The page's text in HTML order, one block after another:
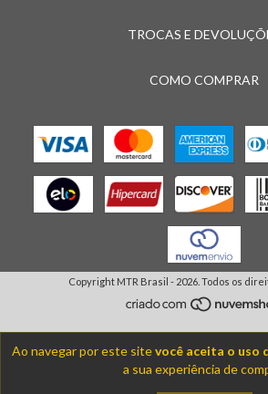
Ao navegar por este sitevocê aceita o uso
a sua experiência de
TROCAS E
COMO COMPRAR
Copyright MTR Brasil - 2026. Todos os